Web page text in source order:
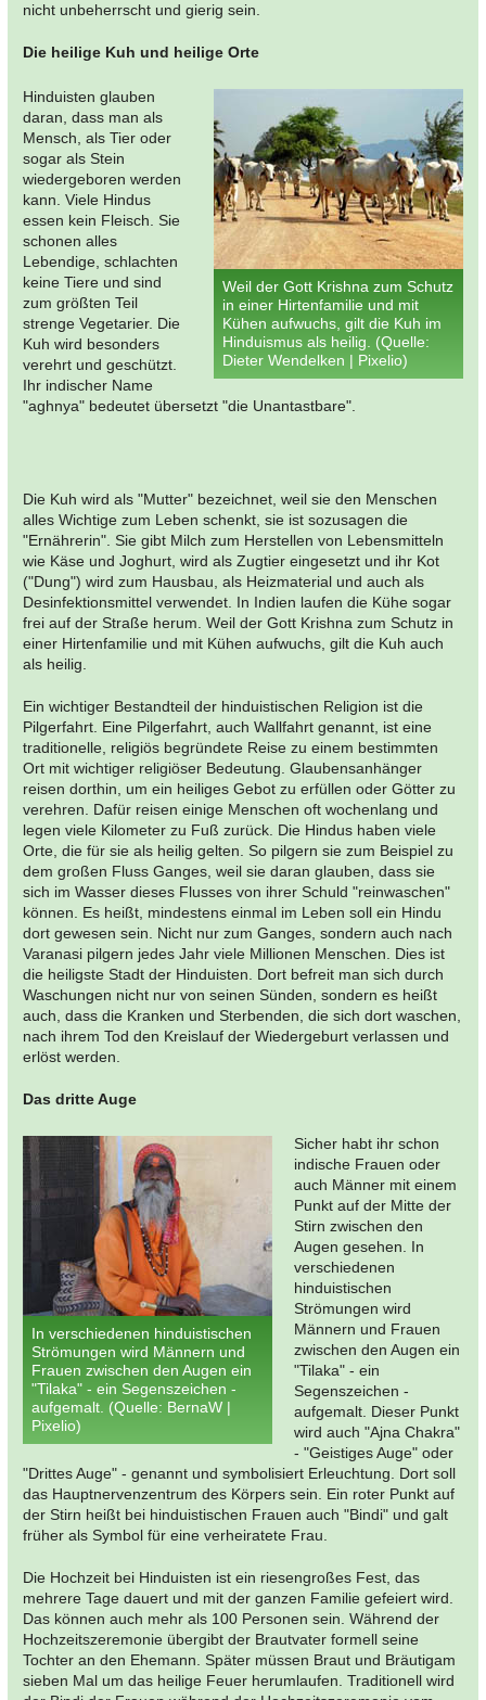
nicht unbeherrscht und gierig sein.
Die heilige Kuh und heilige Orte
Weil der Gott Krishna zum Schutz
in einer Hirtenfamilie und mit
Kühen aufwuchs, gilt die Kuh im
Hinduismus als heilig. (Quelle:
Dieter Wendelken | Pixelio)
Hinduisten glauben
daran, dass man als
Mensch, als Tier oder
sogar als Stein
wiedergeboren werden
kann. Viele Hindus
essen kein Fleisch. Sie
schonen alles
Lebendige, schlachten
keine Tiere und sind
zum größten Teil
strenge Vegetarier. Die
Kuh wird besonders
verehrt und geschützt.
Ihr indischer Name
"aghnya" bedeutet übersetzt "die Unantastbare".
Die Kuh wird als "Mutter" bezeichnet, weil sie den Menschen
alles Wichtige zum Leben schenkt, sie ist sozusagen die
"Ernährerin". Sie gibt Milch zum Herstellen von Lebensmitteln
wie Käse und Joghurt, wird als Zugtier eingesetzt und ihr Kot
("Dung") wird zum Hausbau, als Heizmaterial und auch als
Desinfektionsmittel verwendet. In Indien laufen die Kühe sogar
frei auf der Straße herum. Weil der Gott Krishna zum Schutz in
einer Hirtenfamilie und mit Kühen aufwuchs, gilt die Kuh auch
als heilig.
Ein wichtiger Bestandteil der hinduistischen Religion ist die
Pilgerfahrt. Eine Pilgerfahrt, auch Wallfahrt genannt, ist eine
traditionelle, religiös begründete Reise zu einem bestimmten
Ort mit wichtiger religiöser Bedeutung. Glaubensanhänger
reisen dorthin, um ein heiliges Gebot zu erfüllen oder Götter zu
verehren. Dafür reisen einige Menschen oft wochenlang und
legen viele Kilometer zu Fuß zurück. Die Hindus haben viele
Orte, die für sie als heilig gelten. So pilgern sie zum Beispiel zu
dem großen Fluss Ganges, weil sie daran glauben, dass sie
sich im Wasser dieses Flusses von ihrer Schuld "reinwaschen"
können. Es heißt, mindestens einmal im Leben soll ein Hindu
dort gewesen sein. Nicht nur zum Ganges, sondern auch nach
Varanasi pilgern jedes Jahr viele Millionen Menschen. Dies ist
die heiligste Stadt der Hinduisten. Dort befreit man sich durch
Waschungen nicht nur von seinen Sünden, sondern es heißt
auch, dass die Kranken und Sterbenden, die sich dort waschen,
nach ihrem Tod den Kreislauf der Wiedergeburt verlassen und
erlöst werden.
Das dritte Auge
In verschiedenen hinduistischen
Strömungen wird Männern und
Frauen zwischen den Augen ein
"Tilaka" - ein Segenszeichen -
aufgemalt. (Quelle: BernaW |
Pixelio)
Sicher habt ihr schon
indische Frauen oder
auch Männer mit einem
Punkt auf der Mitte der
Stirn zwischen den
Augen gesehen. In
verschiedenen
hinduistischen
Strömungen wird
Männern und Frauen
zwischen den Augen ein
"Tilaka" - ein
Segenszeichen -
aufgemalt. Dieser Punkt
wird auch "Ajna Chakra"
- "Geistiges Auge" oder
"Drittes Auge" - genannt und symbolisiert Erleuchtung. Dort soll
das Hauptnervenzentrum des Körpers sein. Ein roter Punkt auf
der Stirn heißt bei hinduistischen Frauen auch "Bindi" und galt
früher als Symbol für eine verheiratete Frau.
Die Hochzeit bei Hinduisten ist ein riesengroßes Fest, das
mehrere Tage dauert und mit der ganzen Familie gefeiert wird.
Das können auch mehr als 100 Personen sein. Während der
Hochzeitszeremonie übergibt der Brautvater formell seine
Tochter an den Ehemann. Später müssen Braut und Bräutigam
sieben Mal um das heilige Feuer herumlaufen. Traditionell wird